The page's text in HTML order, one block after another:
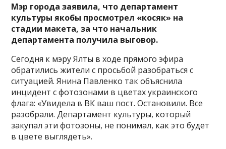
Мэр города заявила, что департамент
культуры якобы просмотрел «косяк» на
стадии макета, за что начальник
департамента получила выговор.
Сегодня к мэру Ялты в ходе прямого эфира
обратились жители с просьбой разобраться с
ситуацией. Янина Павленко так объяснила
инцидент с фотозонами в цветах украинского
флага: «Увидела в ВК ваш пост. Остановили. Все
разобрали. Департамент культуры, который
закупал эти фотозоны, не понимал, как это будет
в цвете выглядеть».